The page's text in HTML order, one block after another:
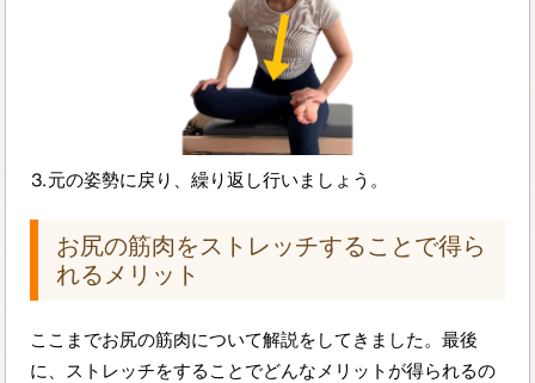
⒊元の姿勢に戻り、繰り返し行いましょう。
お尻の筋肉をストレッチすることで得ら
れるメリット
ここまでお尻の筋肉について解説をしてきました。最後
に、ストレッチをすることでどんなメリットが得られるの